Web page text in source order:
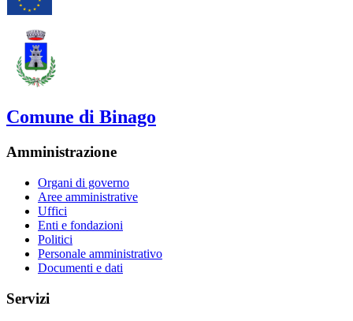
Comune di Binago
Amministrazione
Organi di governo
Aree amministrative
Uffici
Enti e fondazioni
Politici
Personale amministrativo
Documenti e dati
Servizi